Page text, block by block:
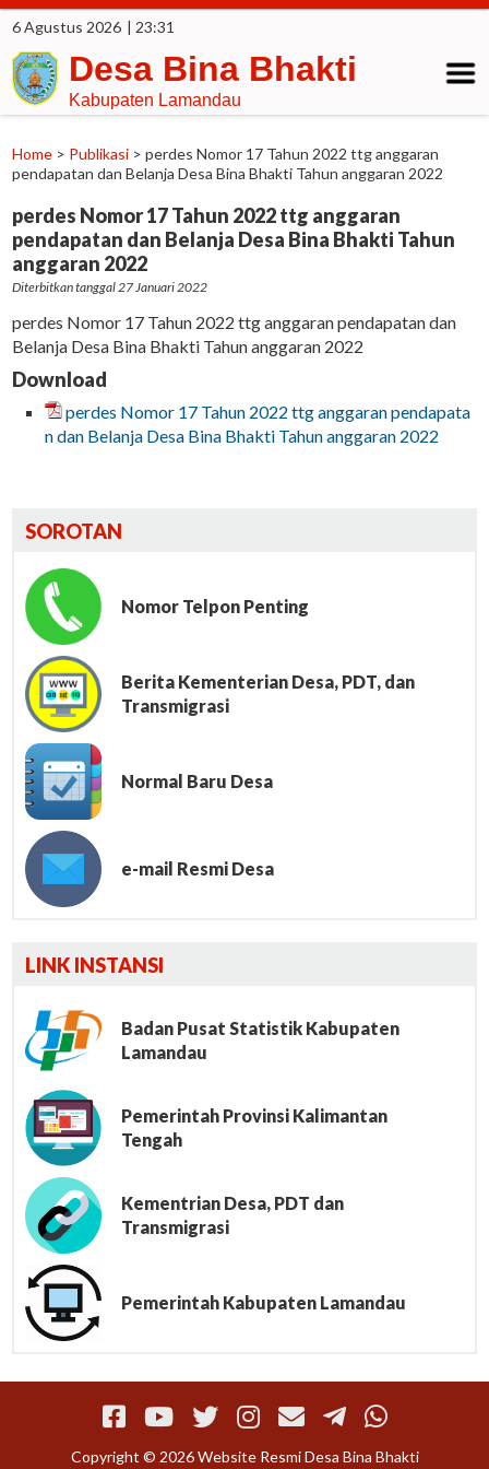
6 Agustus 2026 | 23:31
Desa Bina Bhakti
Kabupaten Lamandau
Home > Publikasi >perdes Nomor 17 Tahun 2022 ttg anggaran
pendapatan dan Belanja Desa Bina Bhakti Tahun anggaran 2022
perdes Nomor 17 Tahun 2022 ttg anggaran
pendapatan dan Belanja Desa Bina Bhakti Tahun
anggaran 2022
Diterbitkan tanggal 27 Januari 2022
perdes Nomor 17 Tahun 2022 ttg anggaran pendapatan dan
Belanja Desa Bina Bhakti Tahun anggaran 2022
Download
perdes Nomor 17 Tahun 2022 ttg anggaran pendapata
n dan Belanja Desa Bina Bhakti Tahun anggaran 2022
SOROTAN
Nomor Telpon Penting
Berita Kementerian Desa, PDT, dan
Transmigrasi
Normal Baru Desa
e-mail Resmi Desa
Lumbung File
LINK INSTANSI
Badan Pusat Statistik Kabupaten
Lamandau
Pemerintah Provinsi Kalimantan
Tengah
Kementrian Desa, PDT dan
Transmigrasi
Pemerintah Kabupaten Lamandau
Copyright © 2026 Website Resmi Desa Bina Bhakti